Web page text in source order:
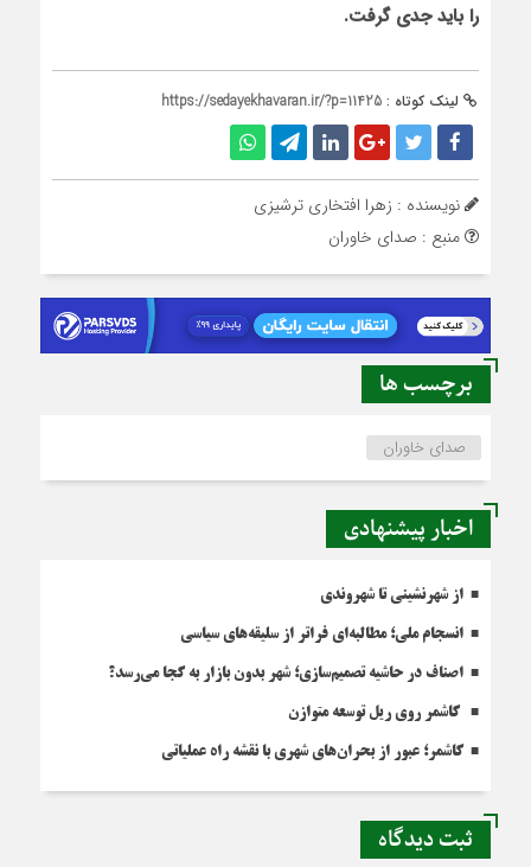
را باید جدی گرفت.
لینک کوتاه : https://sedayekhavaran.ir/?p=11425
نویسنده : زهرا افتخاری ترشیزی
منبع : صدای خاوران
برچسب ها
صدای خاوران
اخبار پیشنهادی
از شهرنشینی تا شهروندی
انسجام ملی؛ مطالبه‌ای فراتر از سلیقه‌های سیاسی
اصناف در حاشیه تصمیم‌سازی؛ شهر بدون بازار به کجا می‌رسد؟
کاشمر روی ریل توسعه متوازن
کاشمر؛ عبور از بحران‌های شهری با نقشه راه عملیاتی
ثبت دیدگاه